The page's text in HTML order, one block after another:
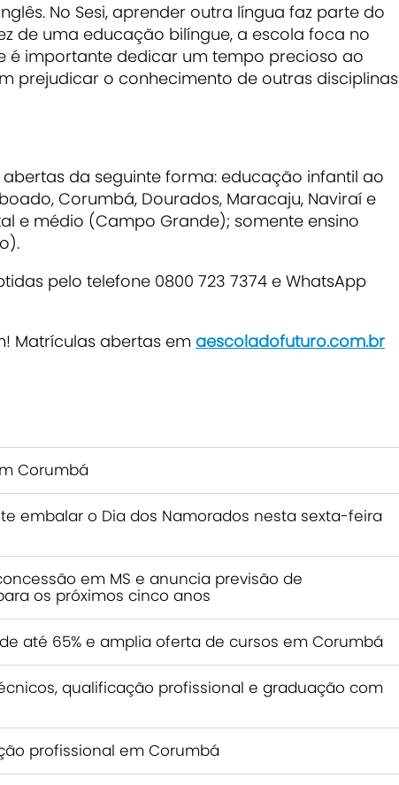
No Sesi, aprender outra língua faz parte do
de uma educação bilíngue, a escola foca no
é importante dedicar um tempo precioso ao
prejudicar o conhecimento de outras disciplinas
da seguinte forma: educação infantil ao
Corumbá, Dourados, Maracaju, Naviraí e
e médio (Campo Grande); somente ensino
pelo telefone 0800 723 7374 e WhatsApp
Matrículas abertas em aescoladofuturo.com.br
Corumbá
embalar o Dia dos Namorados nesta sexta-feira
em MS e anuncia previsão de
os próximos cinco anos
até 65% e amplia oferta de cursos em Corumbá
qualificação profissional e graduação com
profissional em Corumbá